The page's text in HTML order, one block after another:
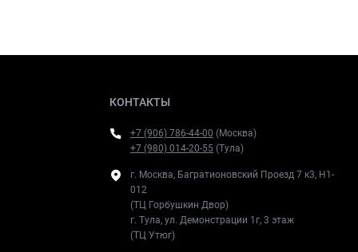
КОНТАКТЫ
+7 (906) 786-44-00 (Москва)
+7 (980) 014-20-55 (Тула)
г. Москва, Багратионовский Проезд 7 к3, H1-
012
(ТЦ Горбушкин Двор)
г. Тула, ул. Демонстрации 1г, 3 этаж
(ТЦ Утюг)